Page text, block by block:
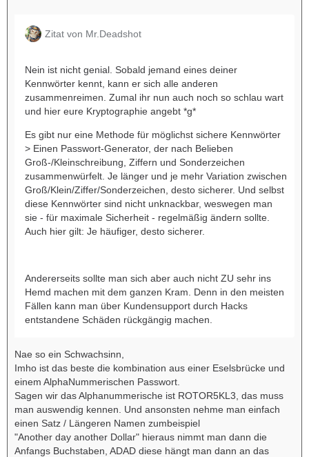
Zitat von Mr.Deadshot
Nein ist nicht genial. Sobald jemand eines deiner
Kennwörter kennt, kann er sich alle anderen
zusammenreimen. Zumal ihr nun auch noch so schlau wart
und hier eure Kryptographie angebt *g*
Es gibt nur eine Methode für möglichst sichere Kennwörter
> Einen Passwort-Generator, der nach Belieben
Groß-/Kleinschreibung, Ziffern und Sonderzeichen
zusammenwürfelt. Je länger und je mehr Variation zwischen
Groß/Klein/Ziffer/Sonderzeichen, desto sicherer. Und selbst
diese Kennwörter sind nicht unknackbar, weswegen man
sie - für maximale Sicherheit - regelmäßig ändern sollte.
Auch hier gilt: Je häufiger, desto sicherer.
Andererseits sollte man sich aber auch nicht ZU sehr ins
Hemd machen mit dem ganzen Kram. Denn in den meisten
Fällen kann man über Kundensupport durch Hacks
entstandene Schäden rückgängig machen.
Nae so ein Schwachsinn,
Imho ist das beste die kombination aus einer Eselsbrücke und
einem AlphaNummerischen Passwort.
Sagen wir das Alphanummerische ist ROTOR5KL3, das muss
man auswendig kennen. Und ansonsten nehme man einfach
einen Satz / Längeren Namen zumbeispiel
"Another day another Dollar" hieraus nimmt man dann die
Anfangs Buchstaben, ADAD diese hängt man dann an das